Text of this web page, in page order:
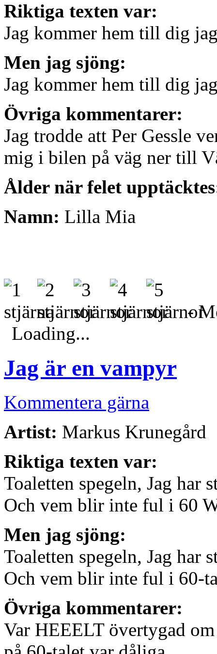
Riktiga texten var:
Jag kommer hem till dig
Men jag sjöng:
Jag kommer hem till dig
Övriga kommentarer:
Jag trodde att Per Gessle
mig i bilen på väg ner till
Ålder när felet
Namn: Lilla Mia
-
Loading...
Jag är en vampyr
Kommentera gärna
Artist: Markus Krunegård
Riktiga texten var:
Toaletten spegeln, Jag har
Och vem blir inte ful i 60
Men jag sjöng:
Toaletten spegeln, Jag har
Och vem blir inte ful i 60-
Övriga kommentarer:
Var HEEELT övertygad